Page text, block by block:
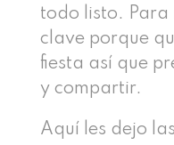
todo listo. Para
clave porque
fiesta así que
y compartir.
Aquí les dejo